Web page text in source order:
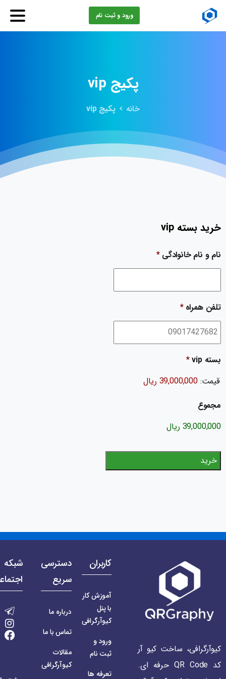
ورود و ثبت نام
پکیج vip
خانه پکیج vip
خرید بسته vip
نام و نام خانوادگی *
تلفن همراه *
بسته vip
*
قیمت: 39,000,000 ریال
مجموع
39,000,000 ریال
کیوآرگرافی، ساخت کیو آر
کد QR Code حرفه ای.
کاربران
آموزش کار
با پنل
کیوآرگرافی
ورود و
ثبت نام
تعرفه ها
دسترسی
سریع
درباره ما
تماس با ما
مقالات
کیوآرگرافی